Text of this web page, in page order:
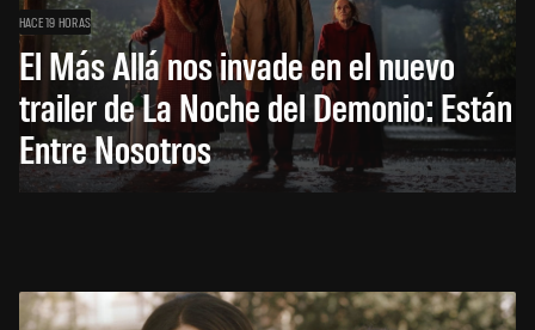
HACE 19 HORAS
El Más Allá nos invade en el nuevo
trailer de La Noche del Demonio: Están
Entre Nosotros